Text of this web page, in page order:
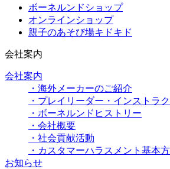
ボーネルンドショップ
オンラインショップ
親子のあそび場キドキド
会社案内
会社案内
・海外メーカーのご紹介
・プレイリーダー・インストラ
・ボーネルンドヒストリー
・会社概要
・社会貢献活動
・カスタマーハラスメント基本
お知らせ